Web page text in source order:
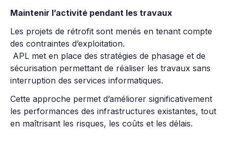
Maintenir l’activité pendant les travaux
Les projets de rétrofit sont menés en tenant compte
des contraintes d’exploitation.
APL met en place des stratégies de phasage et de
sécurisation permettant de réaliser les travaux sans
interruption des services informatiques.
Cette approche permet d’améliorer significativement
les performances des infrastructures existantes, tout
en maîtrisant les risques, les coûts et les délais.